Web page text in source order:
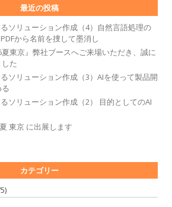
最近の投稿
ソリューション作成（4）自然言語処理の
から名前を捜して墨消し
夏東京』弊社ブースへご来場いただき、誠に
た
ソリューション作成（3）AIを使って製品開
ソリューション作成（2） 目的としてのAI
東京 に出展します
カテゴリー